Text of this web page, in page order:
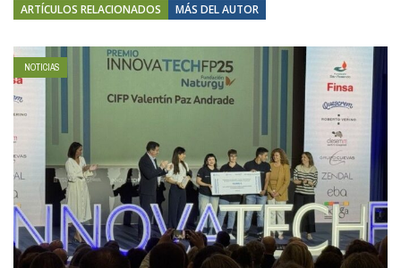
ARTÍCULOS RELACIONADOS MÁS DEL AUTOR
NOTICIAS